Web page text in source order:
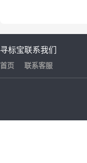
寻标宝
首页
联系我们
联系客服